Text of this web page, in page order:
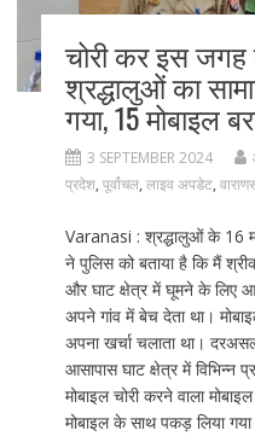
चोरी कर इस जगह
श्रद्धालुओं का
गया, 15 मोबाइल
3 SEPTEMBER 2024
प्रदेश, पूर्वांचल, लाइव अपडेट,
Varanasi : श्रद्धालुओं के 16
ने पुलिस को बताया है कि मैं
और घाट क्षेत्र में घूमने के लिए
अपने गांव में बेच देता था।
अपना खर्चा चलाता था।
आसापास घाट क्षेत्र में विभिन्न
मोबाइल चोरी करने वाला
मोबाइल के साथ पकड़ लिया